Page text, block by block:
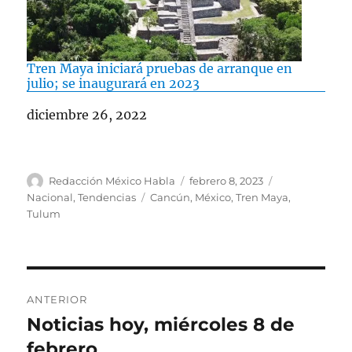
Tren Maya iniciará pruebas de arranque en
julio; se inaugurará en 2023
Fecha
diciembre 26, 2022
A
u
t
Redacción México Habla
P
u
e
febrero 8, 2023
a
s
Nacional,Tendencias
E
Cancún, México,Tren Maya,
Tulum
a
ANTERIOR
E
n
Noticias hoy, miércoles 8 de